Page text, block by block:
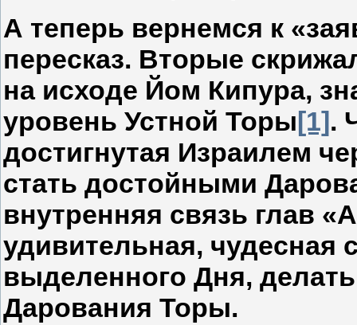
А теперь вернемся к
пересказ. Вторые
на исходе Йом Кипура,
уровень Устной Торы[1].
достигнутая Израилем
стать достойными
внутренняя связь глав
удивительная, чудесная
выделенного Дня,
Дарования Торы.